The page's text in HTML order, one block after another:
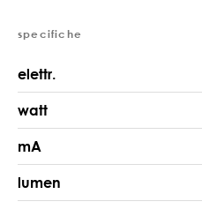
specifiche
elettr.
watt
mA
lumen